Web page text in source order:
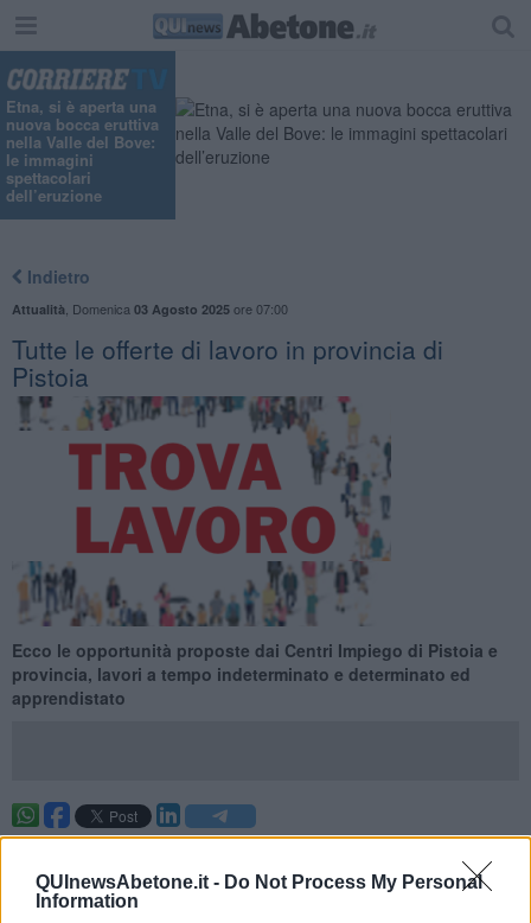
QUInewsAbetone.it - Do Not Process My Personal
Information
Etna, si è aperta una
nuova bocca eruttiva
nella Valle del Bove:
le immagini
spettacolari
dell’eruzione
Indietro
Attualità Domenica 03 Agosto 2025ore 07:00
​Tutte le offerte di lavoro in provincia di
Pistoia
Ecco le opportunità proposte dai Centri Impiego di Pistoia e
provincia, lavori a tempo indeterminato e determinato ed
apprendistato
provincia per la settimana 31 del 2025 (dal 03 agosto 2025 al 09
agosto 2025), lavori a tempo indeterminato e determinato ed